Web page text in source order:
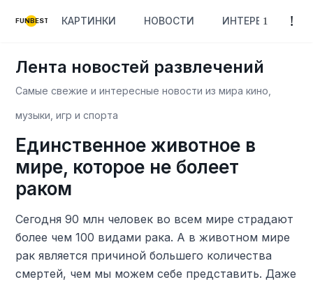
FUNBEST КАРТИНКИ НОВОСТИ ИНТЕРЕСНОЕ
Лента новостей развлечений
Самые свежие и интересные новости из мира кино,
музыки, игр и спорта
Единственное животное в
мире, которое не болеет
раком
Сегодня 90 млн человек во всем мире страдают
более чем 100 видами рака. А в животном мире
рак является причиной большего количества
смертей, чем мы можем себе представить. Даже